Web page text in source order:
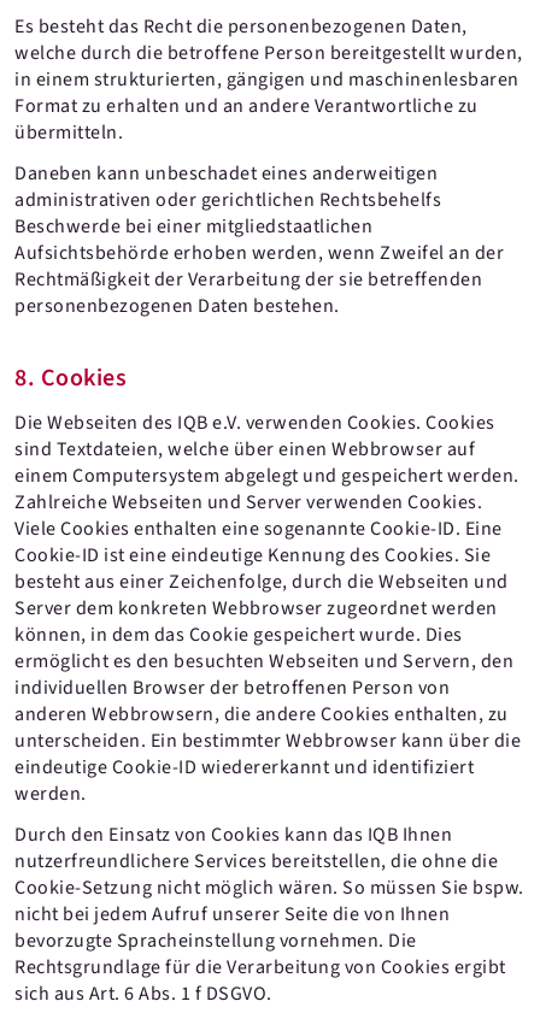
Es besteht das Recht die personenbezogenen Daten,
welche durch die betroffene Person bereitgestellt wurden,
in einem strukturierten, gängigen und maschinenlesbaren
Format zu erhalten und an andere Verantwortliche zu
übermitteln.
Daneben kann unbeschadet eines anderweitigen
administrativen oder gerichtlichen Rechtsbehelfs
Beschwerde bei einer mitgliedstaatlichen
Aufsichtsbehörde erhoben werden, wenn Zweifel an der
Rechtmäßigkeit der Verarbeitung der sie betreffenden
personenbezogenen Daten bestehen.
8. Cookies
Die Webseiten des IQB e.V. verwenden Cookies. Cookies
sind Textdateien, welche über einen Webbrowser auf
einem Computersystem abgelegt und gespeichert werden.
Zahlreiche Webseiten und Server verwenden Cookies.
Viele Cookies enthalten eine sogenannte Cookie-ID. Eine
Cookie-ID ist eine eindeutige Kennung des Cookies. Sie
besteht aus einer Zeichenfolge, durch die Webseiten und
Server dem konkreten Webbrowser zugeordnet werden
können, in dem das Cookie gespeichert wurde. Dies
ermöglicht es den besuchten Webseiten und Servern, den
individuellen Browser der betroffenen Person von
anderen Webbrowsern, die andere Cookies enthalten, zu
unterscheiden. Ein bestimmter Webbrowser kann über die
eindeutige Cookie-ID wiedererkannt und identifiziert
werden.
Durch den Einsatz von Cookies kann das IQB Ihnen
nutzerfreundlichere Services bereitstellen, die ohne die
Cookie-Setzung nicht möglich wären. So müssen Sie bspw.
nicht bei jedem Aufruf unserer Seite die von Ihnen
bevorzugte Spracheinstellung vornehmen. Die
Rechtsgrundlage für die Verarbeitung von Cookies ergibt
sich aus Art. 6 Abs. 1 f DSGVO.